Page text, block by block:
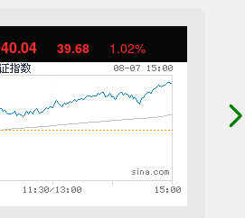
39.68 1.02%